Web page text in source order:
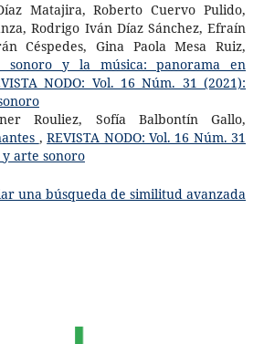
Matajira, Roberto Cuervo Pulido,
Rodrigo Iván Díaz Sánchez, Efraín
Céspedes, Gina Paola Mesa Ruiz,
y la música: panorama en
NODO: Vol. 16 Núm. 31 (2021):
Rouliez, Sofía Balbontín Gallo,
,REVISTA NODO: Vol. 16 Núm. 31
arte sonoro
una búsqueda de similitud avanzada